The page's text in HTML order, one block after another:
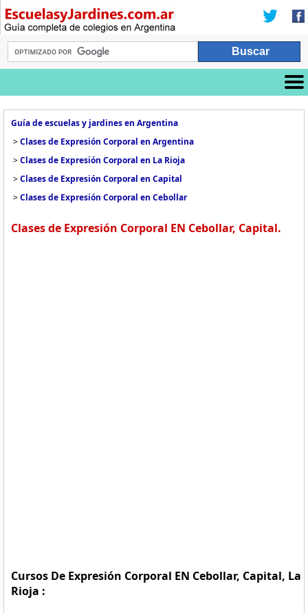
Guía de escuelas y jardines en Argentina
>Clases de Expresión Corporal en Argentina
>Clases de Expresión Corporal en La Rioja
>Clases de Expresión Corporal en Capital
>Clases de Expresión Corporal en Cebollar
Clases de Expresión Corporal EN Cebollar, Capital.
Cursos De Expresión Corporal EN Cebollar, Capital, La
Rioja :